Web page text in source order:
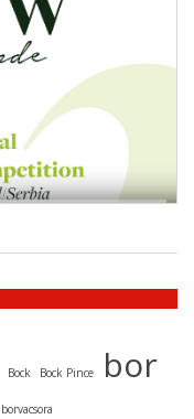
Bock Bock Pince bor
borvacsora